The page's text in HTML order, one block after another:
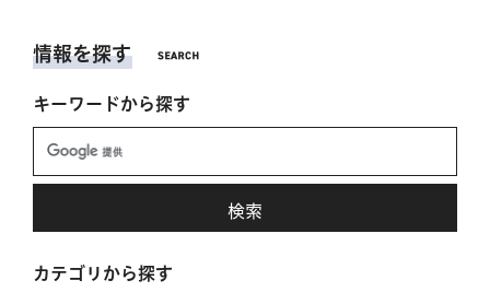
情報を探す
キーワードから探す
カテゴリから探す